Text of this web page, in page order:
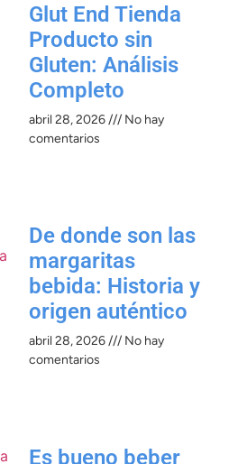
Glut End Tienda
Producto sin
Gluten: Análisis
Completo
abril 28, 2026
No hay
comentarios
De donde son las
margaritas
bebida: Historia y
origen auténtico
abril 28, 2026
No hay
comentarios
Es bueno beber